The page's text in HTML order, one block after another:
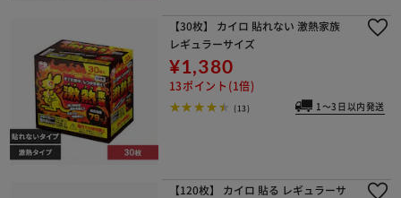
【30枚】 カイロ 貼れない 激熱家族
レギュラーサイズ
¥1,380
13ポイント(1倍)
(13) 1～3日以内発送
【120枚】 カイロ 貼る レギュラーサ
購入手続きへ